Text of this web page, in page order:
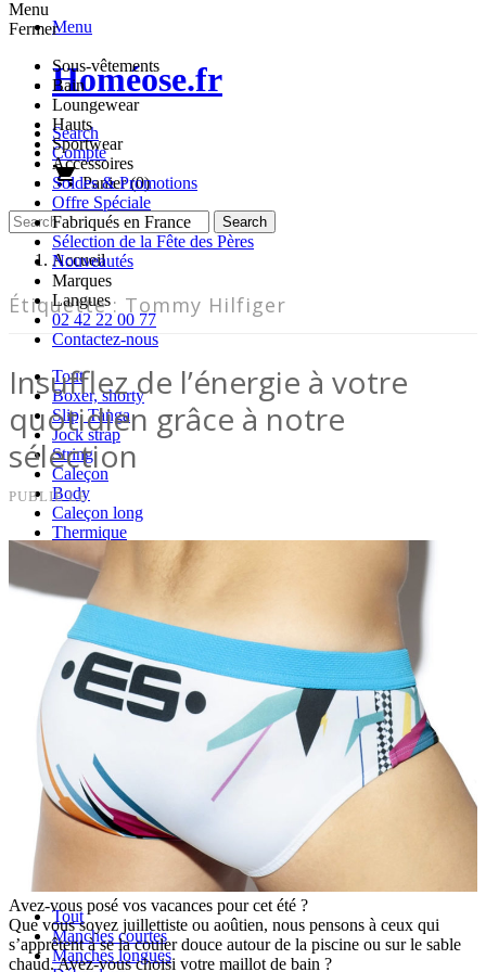
Menu
Homéose.fr
Search
Compte
shopping_cart Panier (0)
Menu
Fermer
Sous-vêtements
Bain
Loungewear
Hauts
Sportwear
Accessoires
Soldes & Promotions
Offre Spéciale
Fabriqués en France
Sélection de la Fête des Pères
Nouveautés
Marques
Langues
02 42 22 00 77
Contactez-nous
Tout
Boxer, shorty
Slip, Tanga
Jock strap
String
Caleçon
Body
Caleçon long
Thermique
Backless
Effet push-up
Lots
Grandes Tailles
Tout
Boxer, shorty de bain
Slip de bain
Accessoire de bain
Tout
Pantalon
Pyjama
Pyjacourt
Peignoir, robe de chambre, kimono
Tout
Manches courtes
Manches longues
Accueil
Étiquette : Tommy Hilfiger
Insufflez de l’énergie à votre
quotidien grâce à notre
sélection
PUBLIÉ LE
Avez-vous posé vos vacances pour cet été ?
Que vous soyez juillettiste ou aoûtien, nous pensons à ceux qui
s’apprêtent à se la couler douce autour de la piscine ou sur le sable
chaud. Avez-vous choisi votre maillot de bain ?